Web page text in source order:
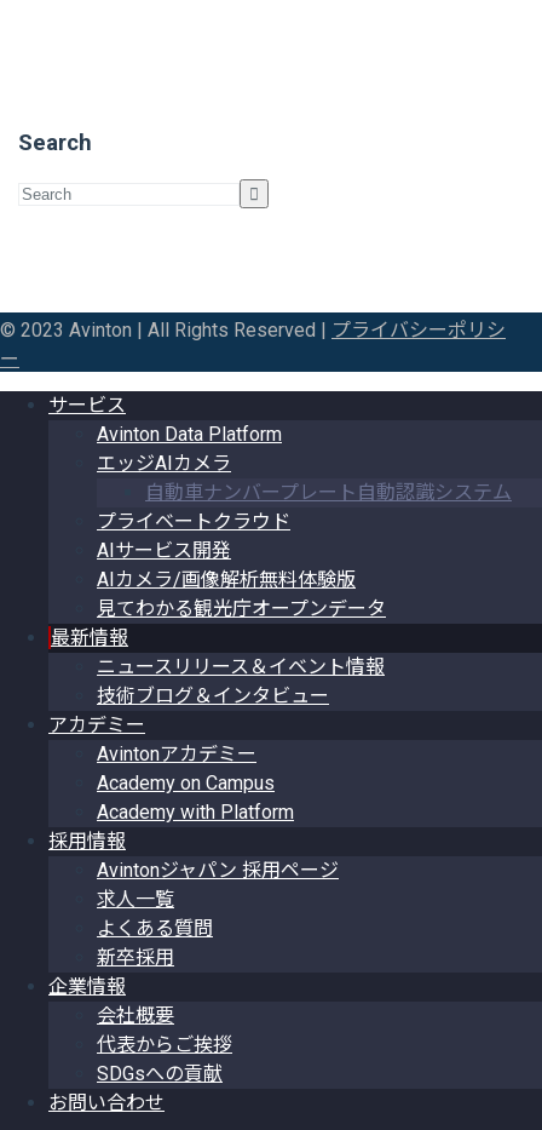
Search
© 2023 Avinton | All Rights Reserved | プライバシーポリシ
ー
サービス
Avinton Data Platform
エッジAIカメラ
自動車ナンバープレート自動認識システム
プライベートクラウド
AIサービス開発
AIカメラ/画像解析無料体験版
見てわかる観光庁オープンデータ
最新情報
ニュースリリース＆イベント情報
技術ブログ＆インタビュー
アカデミー
Avintonアカデミー
Academy on Campus
Academy with Platform
採用情報
Avintonジャパン 採用ページ
求人一覧
よくある質問
新卒採用
企業情報
会社概要
代表からご挨拶
SDGsへの貢献
お問い合わせ